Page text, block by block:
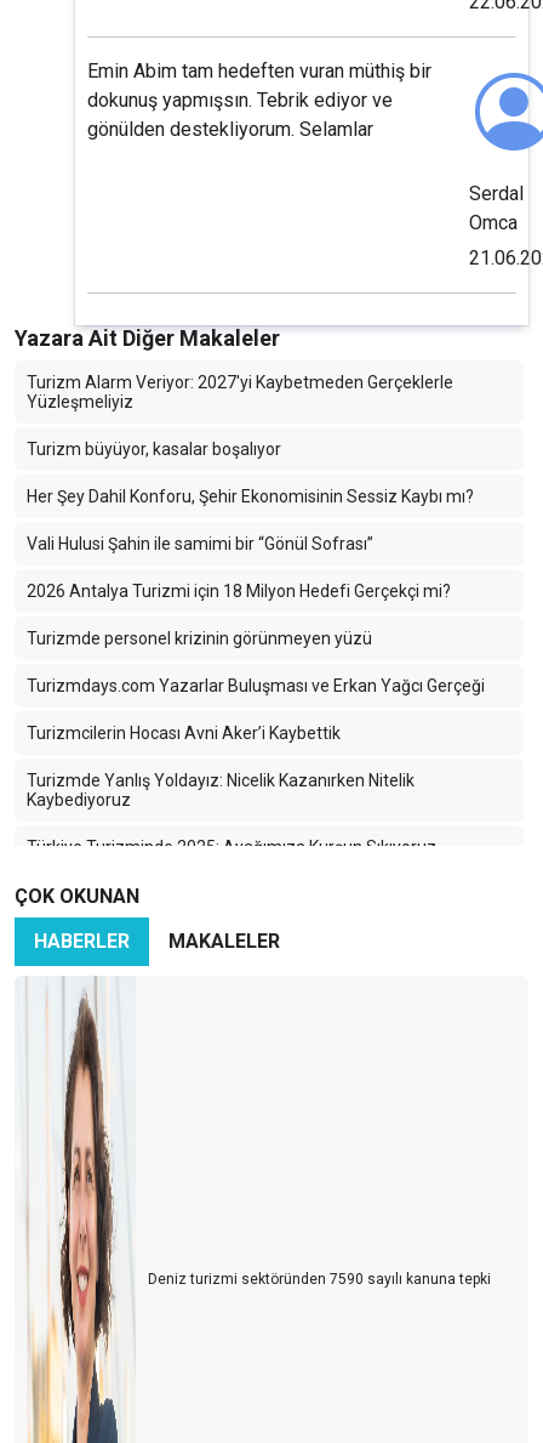
Emin Abim tam hedeften vuran müthiş bir
dokunuş yapmışsın. Tebrik ediyor ve
gönülden destekliyorum. Selamlar
Serdal
Omca
Yazara Ait Diğer Makaleler
Turizm Alarm Veriyor: 2027'yi Kaybetmeden Gerçeklerle
Yüzleşmeliyiz
Turizm büyüyor, kasalar boşalıyor
Her Şey Dahil Konforu, Şehir Ekonomisinin Sessiz Kaybı mı?
Vali Hulusi Şahin ile samimi bir “Gönül Sofrası”
2026 Antalya Turizmi için 18 Milyon Hedefi Gerçekçi mi?
Turizmde personel krizinin görünmeyen yüzü
Turizmdays.com Yazarlar Buluşması ve Erkan Yağcı Gerçeği
Turizmcilerin Hocası Avni Aker’i Kaybettik
Turizmde Yanlış Yoldayız: Nicelik Kazanırken Nitelik
Kaybediyoruz
Türkiye Turizminde 2025: Ayağımıza Kurşun Sıkıyoruz
Karadeniz’in Sessiz Güzelliği: Turizmin Yükselen Yıldızı Ama
Hangi Bedelle?
İran-İsrail Savaşı Turizmi Vurdu: Türk Turizmi Tehlikede mi?
Azerbaycan Turizme Göz Kırpıyor
Türkiye’nin En Büyük Rakibi: Yine Türkiye
Turizmcinin Bitmeyen Çilesi: Bir Kriz Biter, Yenisi Başlar!
Turizm Sektörü Nereye Gidiyor?
Turizmci İkilem içinde
2024 Yılı Turizm Değerlendirmesi ve 2025 Beklentileri
Antalya Turizm Fuarı: Türk Turizminin Yükselen Değeri
Turizmde Dostane Buluşmaların Gücü: Turizmdays.com 7.
Yazarlar Buluşması
Türkiye’nin Altın Yumurtlayan Tavuğunu Koruma Zamanı
ÇOK OKUNAN
HABERLER
MAKALELER
Deniz turizmi sektöründen 7590 sayılı kanuna tepki